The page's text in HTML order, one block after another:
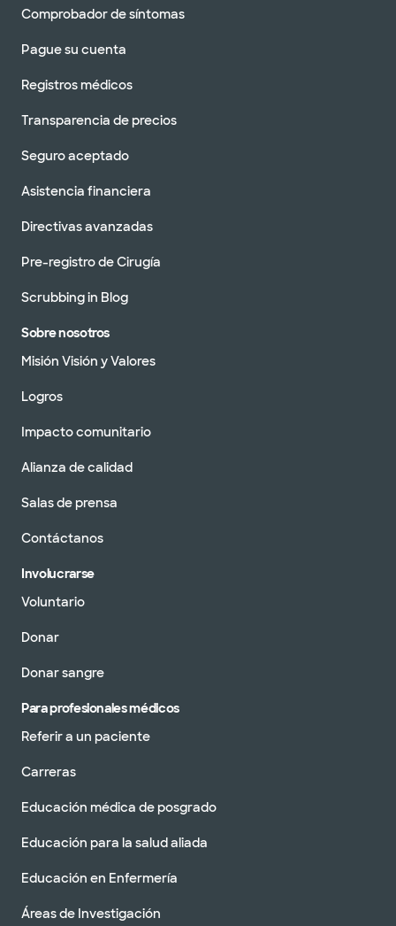
Comprobador de síntomas
Pague su cuenta
Registros médicos
Transparencia de precios
Seguro aceptado
Asistencia financiera
Directivas avanzadas
Pre-registro de Cirugía
Scrubbing in Blog
Sobre nosotros
Misión Visión y Valores
Logros
Impacto comunitario
Alianza de calidad
Salas de prensa
Contáctanos
Involucrarse
Voluntario
Donar
Donar sangre
Para profesionales médicos
Referir a un paciente
Carreras
Educación médica de posgrado
Educación para la salud aliada
Educación en Enfermería
Áreas de Investigación